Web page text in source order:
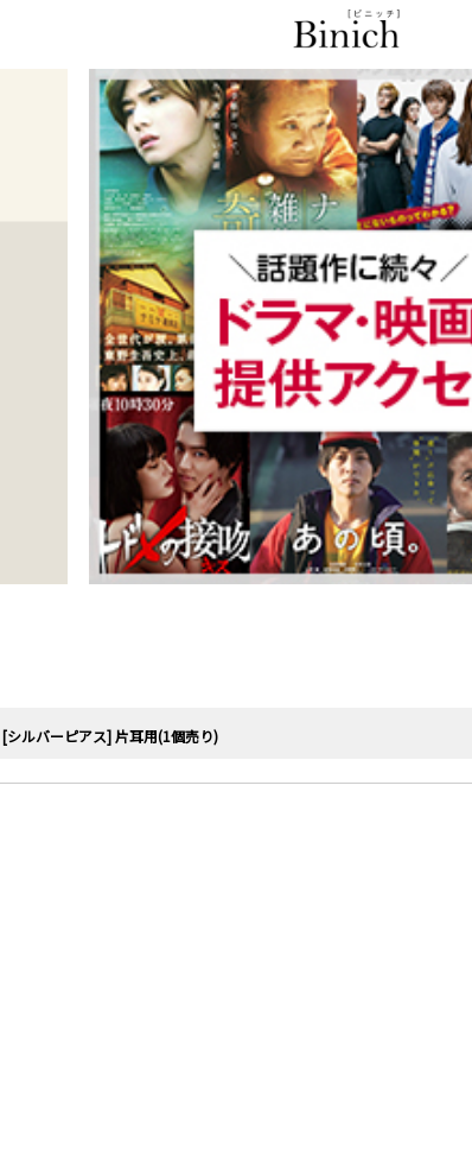
シルバーピアス] 片耳用(1個売り)